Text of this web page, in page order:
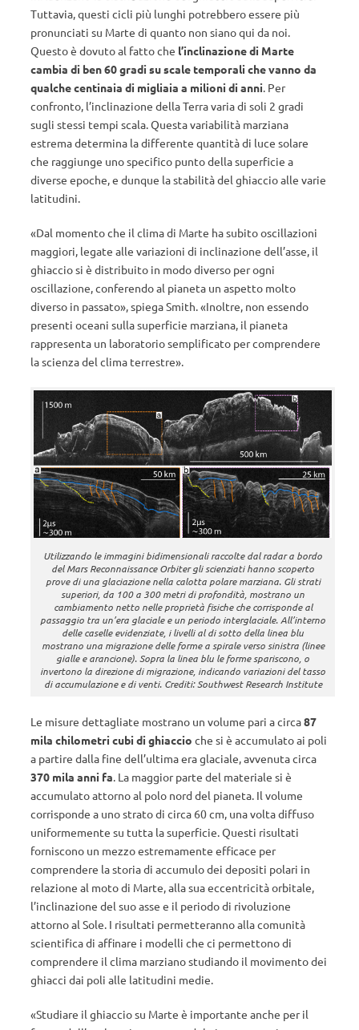
Tuttavia, questi cicli più lunghi potrebbero essere più
pronunciati su Marte di quanto non siano qui da noi.
Questo è dovuto al fatto che l’inclinazione di Marte
cambia di ben 60 gradi su scale temporali che vanno da
qualche centinaia di migliaia a milioni di anni. Per
confronto, l’inclinazione della Terra varia di soli 2 gradi
sugli stessi tempi scala. Questa variabilità marziana
estrema determina la differente quantità di luce solare
che raggiunge uno specifico punto della superficie a
diverse epoche, e dunque la stabilità del ghiaccio alle varie
latitudini.
«Dal momento che il clima di Marte ha subito oscillazioni
maggiori, legate alle variazioni di inclinazione dell’asse, il
ghiaccio si è distribuito in modo diverso per ogni
oscillazione, conferendo al pianeta un aspetto molto
diverso in passato», spiega Smith. «Inoltre, non essendo
presenti oceani sulla superficie marziana, il pianeta
rappresenta un laboratorio semplificato per comprendere
la scienza del clima terrestre».
Utilizzando le immagini bidimensionali raccolte dal radar a bordo
del Mars Reconnaissance Orbiter gli scienziati hanno scoperto
prove di una glaciazione nella calotta polare marziana. Gli strati
superiori, da 100 a 300 metri di profondità, mostrano un
cambiamento netto nelle proprietà fisiche che corrisponde al
passaggio tra un’era glaciale e un periodo interglaciale. All’interno
delle caselle evidenziate, i livelli al di sotto della linea blu
mostrano una migrazione delle forme a spirale verso sinistra (linee
gialle e arancione). Sopra la linea blu le forme spariscono, o
invertono la direzione di migrazione, indicando variazioni del tasso
di accumulazione e di venti. Crediti: Southwest Research Institute
Le misure dettagliate mostrano un volume pari a circa87
mila chilometri cubi di ghiaccio che si è accumulato ai poli
a partire dalla fine dell’ultima era glaciale, avvenuta circa
370 mila anni fa. La maggior parte del materiale si è
accumulato attorno al polo nord del pianeta. Il volume
corrisponde a uno strato di circa 60 cm, una volta diffuso
uniformemente su tutta la superficie. Questi risultati
forniscono un mezzo estremamente efficace per
comprendere la storia di accumulo dei depositi polari in
relazione al moto di Marte, alla sua eccentricità orbitale,
l’inclinazione del suo asse e il periodo di rivoluzione
attorno al Sole. I risultati permetteranno alla comunità
scientifica di affinare i modelli che ci permettono di
comprendere il clima marziano studiando il movimento dei
ghiacci dai poli alle latitudini medie.
«Studiare il ghiaccio su Marte è importante anche per il